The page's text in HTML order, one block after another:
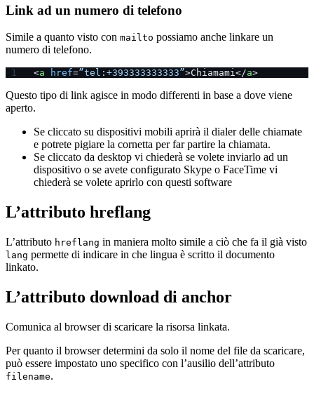
Link ad un numero di telefono
Simile a quanto visto con mailto possiamo anche linkare un
numero di telefono.
<a href=”tel:+393333333333”>Chiamami</a>
Questo tipo di link agisce in modo differenti in base a dove viene
aperto.
Se cliccato su dispositivi mobili aprirà il dialer delle chiamate
e potrete pigiare la cornetta per far partire la chiamata.
Se cliccato da desktop vi chiederà se volete inviarlo ad un
dispositivo o se avete configurato Skype o FaceTime vi
chiederà se volete aprirlo con questi software
L’attributo hreflang
L’attributo hreflang in maniera molto simile a ciò che fa il già visto
lang permette di indicare in che lingua è scritto il documento
linkato.
L’attributo download di anchor
Comunica al browser di scaricare la risorsa linkata.
Per quanto il browser determini da solo il nome del file da scaricare,
può essere impostato uno specifico con l’ausilio dell’attributo
filename.